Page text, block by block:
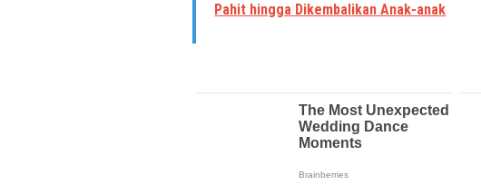
Pahit hingga Dikembalikan Anak-anak